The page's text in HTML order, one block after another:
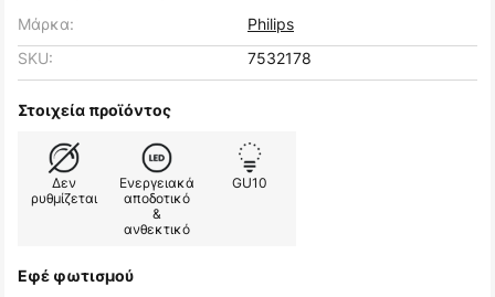
Μάρκα:
Philips
SKU:
7532178
Στοιχεία προϊόντος
Δεν
ρυθμίζεται
Ενεργειακά
αποδοτικό
&
ανθεκτικό
GU10
Εφέ φωτισμού